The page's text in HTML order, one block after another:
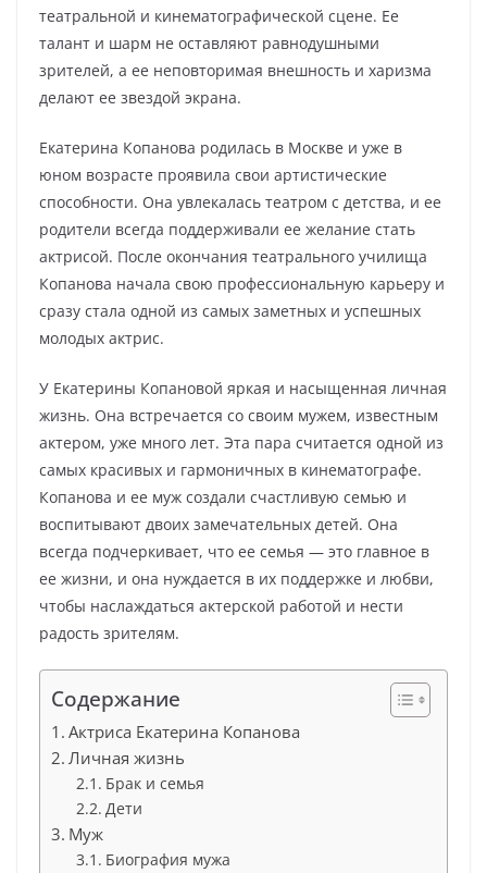
театральной и кинематографической сцене. Ее
талант и шарм не оставляют равнодушными
зрителей, а ее неповторимая внешность и харизма
делают ее звездой экрана.
Екатерина Копанова родилась в Москве и уже в
юном возрасте проявила свои артистические
способности. Она увлекалась театром с детства, и ее
родители всегда поддерживали ее желание стать
актрисой. После окончания театрального училища
Копанова начала свою профессиональную карьеру и
сразу стала одной из самых заметных и успешных
молодых актрис.
У Екатерины Копановой яркая и насыщенная личная
жизнь. Она встречается со своим мужем, известным
актером, уже много лет. Эта пара считается одной из
самых красивых и гармоничных в кинематографе.
Копанова и ее муж создали счастливую семью и
воспитывают двоих замечательных детей. Она
всегда подчеркивает, что ее семья — это главное в
ее жизни, и она нуждается в их поддержке и любви,
чтобы наслаждаться актерской работой и нести
радость зрителям.
Содержание
Актриса Екатерина Копанова
Личная жизнь
Брак и семья
Дети
Муж
Биография мужа